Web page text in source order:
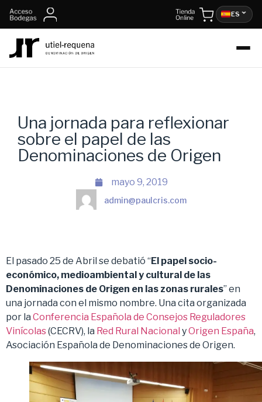
ES
Una jornada para reflexionar
sobre el papel de las
Denominaciones de Origen
mayo 9, 2019
admin@paulcris.com
El pasado 25 de Abril se debatió “El papel socio-
económico, medioambiental y cultural de las
Denominaciones de Origen en las zonas rurales” en
una jornada con el mismo nombre. Una cita organizada
por la Conferencia Española de Consejos Reguladores
Vinícolas(CECRV), la Red Rural Nacional yOrigen España,
Asociación Española de Denominaciones de Origen.